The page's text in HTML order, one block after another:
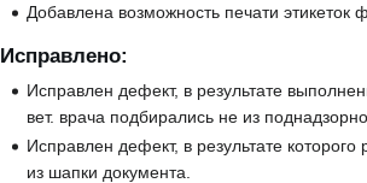
Добавлена возможность печати этикеток
Исправлено:
Исправлен дефект, в результате
вет. врача подбирались не из
Исправлен дефект, в результате
из шапки документа.